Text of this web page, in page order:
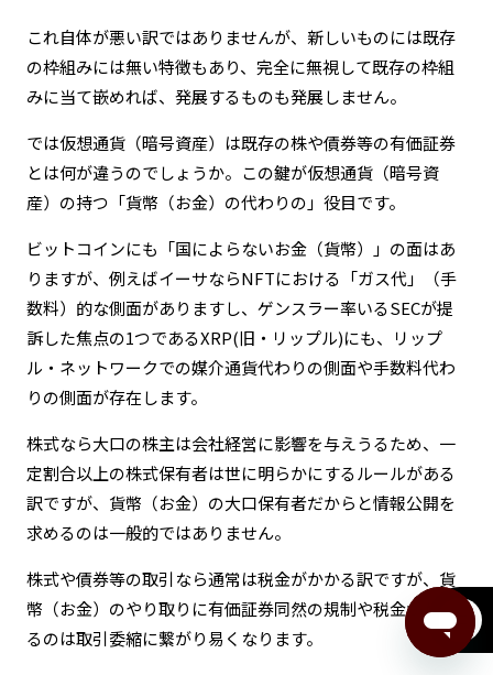
これ自体が悪い訳ではありませんが、新しいものには既存
の枠組みには無い特徴もあり、完全に無視して既存の枠組
みに当て嵌めれば、発展するものも発展しません。
では仮想通貨（暗号資産）は既存の株や債券等の有価証券
とは何が違うのでしょうか。この鍵が仮想通貨（暗号資
産）の持つ「貨幣（お金）の代わりの」役目です。
ビットコインにも「国によらないお金（貨幣）」の面はあ
りますが、例えばイーサならNFTにおける「ガス代」（手
数料）的な側面がありますし、ゲンスラー率いるSECが提
訴した焦点の1つであるXRP(旧・リップル)にも、リップ
ル・ネットワークでの媒介通貨代わりの側面や手数料代わ
りの側面が存在します。
株式なら大口の株主は会社経営に影響を与えうるため、一
定割合以上の株式保有者は世に明らかにするルールがある
訳ですが、貨幣（お金）の大口保有者だからと情報公開を
求めるのは一般的ではありません。
株式や債券等の取引なら通常は税金がかかる訳ですが、貨
幣（お金）のやり取りに有価証券同然の規制や税金がかか
るのは取引委縮に繋がり易くなります。
menu